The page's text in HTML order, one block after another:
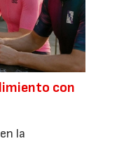
con
la